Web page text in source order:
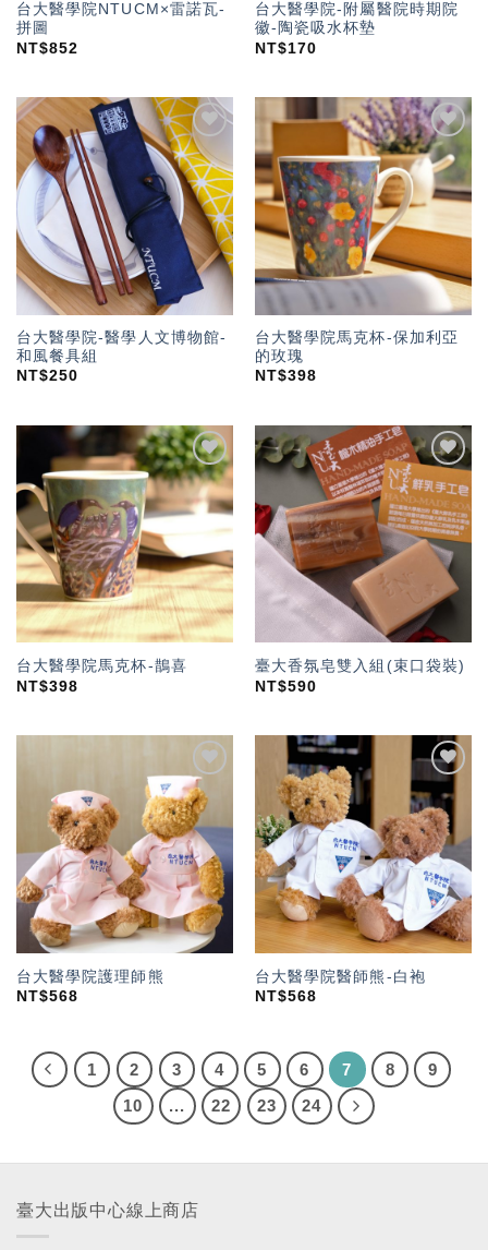
台大醫學院NTUCM×雷諾瓦-
拼圖
NT$852
台大醫學院-附屬醫院時期院
徽-陶瓷吸水杯墊
NT$170
加入
「願
望輕
單」
台大醫學院-醫學人文博物館-
和風餐具組
NT$250
加入
「願
望輕
單」
台大醫學院馬克杯-保加利亞
的玫瑰
NT$398
加入
「願
望輕
單」
台大醫學院馬克杯-鵲喜
NT$398
加入
「願
望輕
單」
臺大香氛皂雙入組(束口袋裝)
NT$590
加入
「願
望輕
單」
台大醫學院護理師熊
NT$568
加入
「願
望輕
單」
台大醫學院醫師熊-白袍
NT$568
1 2 3 4 5 6 7 8
9
10
... 22 23 24
臺大出版中心線上商店